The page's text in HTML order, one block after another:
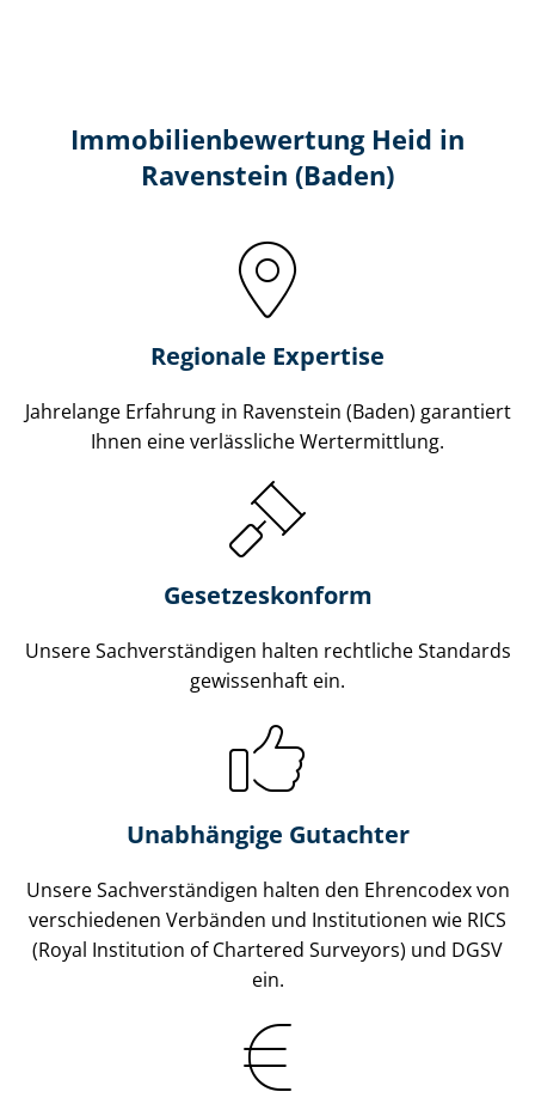
Immobilien­bewertung Heid in
Ravenstein (Baden)
Regionale Expertise
Jahrelange Erfahrung in Ravenstein (Baden) garantiert
Ihnen eine verlässliche Wertermittlung.
Gesetzes­konform
Unsere Sach­ver­stän­di­gen halten rechtliche Standards
gewissenhaft ein.
Unabhängige Gutachter
Unsere Sach­ver­stän­di­gen halten den Ehrencodex von
verschiedenen Verbänden und Institutionen wie RICS
(Royal Institution of Chartered Surveyors) und DGSV
ein.